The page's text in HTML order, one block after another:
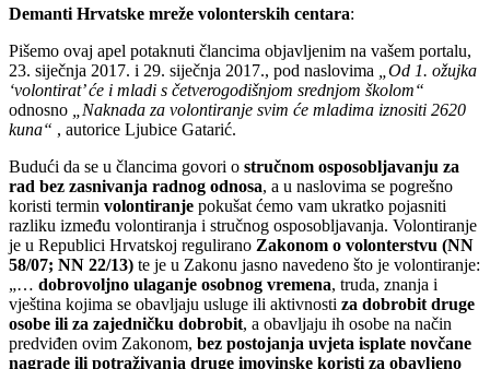
Demanti Hrvatske mreže volonterskih centara:
Pišemo ovaj apel potaknuti člancima objavljenim na vašem portalu,
23. siječnja 2017. i 29. siječnja 2017., pod naslovima „Od 1. ožujka
‘volontirat’ će i mladi s četverogodišnjom srednjom školom“
odnosno
„Naknada za volontiranje svim će mladima iznositi 2620
kuna“ , autorice Ljubice Gatarić.
Budući da se u člancima govori o stručnom osposobljavanju za
rad bez zasnivanja radnog odnosa, a u naslovima se pogrešno
koristi termin volontiranje pokušat ćemo vam ukratko pojasniti
razliku između volontiranja i stručnog osposobljavanja. Volontiranje
je u Republici Hrvatskoj regulirano Zakonom o volonterstvu (NN
58/07; NN 22/13) te je u Zakonu jasno navedeno što je volontiranje:
„… dobrovoljno ulaganje osobnog vremena, truda, znanja i
vještina kojima se obavljaju usluge ili aktivnosti za dobrobit druge
osobe ili za zajedničku dobrobit, a obavljaju ih osobe na način
predviđen ovim Zakonom, bez postojanja uvjeta isplate novčane
nagrade ili potraživanja druge imovinske koristi za obavljeno